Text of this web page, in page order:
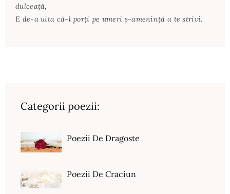
dulceaţă,
E de-a uita că-l porţi pe umeri ş-ameninţă a te strivi.
Categorii poezii:
Poezii De Dragoste
Poezii De Craciun